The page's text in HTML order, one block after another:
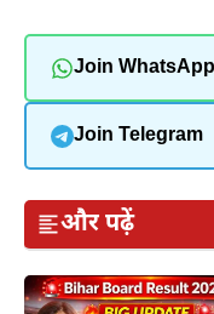
Join WhatsApp
Join Telegram
और पढ़ें